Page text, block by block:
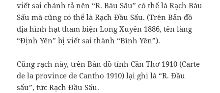
viết sai chánh tả nên “R. Bàu Sâu” có thể là Rạch Bàu
Sấu mà cũng có thể là Rạch Đầu Sấu. (Trên Bản đồ
địa hình hạt tham biện Long Xuyên 1886, tên làng
“Định Yên” bị viết sai thành “Bình Yên”).
Cũng rạch này, trên Bản đồ tỉnh Cần Thơ 1910 (Carte
de la province de Cantho 1910) lại ghi là “R. Đầu
sấu”, tức Rạch Đầu Sấu.